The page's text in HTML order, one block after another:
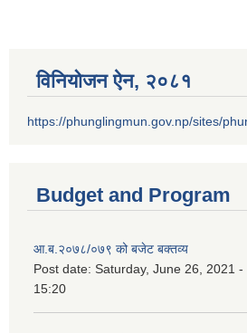
विनियोजन ऐन‚ २०८१
https://phunglingmun.gov.np/sites/
Budget and Program
आ.ब.२०७८/०७९ को बजेट बक्तव्य
Post date: Saturday, June 26, 2021 -
15:20